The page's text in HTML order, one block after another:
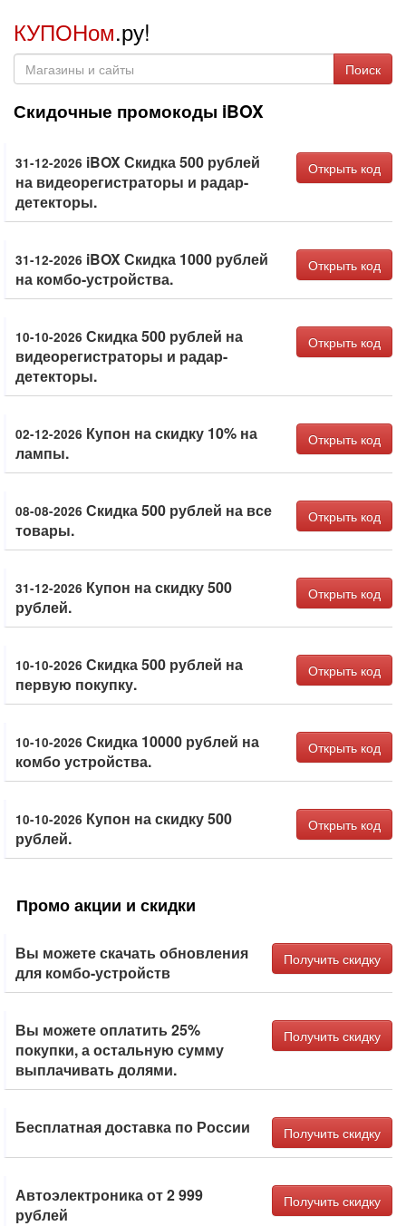
КУПОНом.ру!
Поиск
Скидочные промокоды iBOX
31-12-2026 iBOX Скидка 500 рублей
на видеорегистраторы и радар-
детекторы.
Открыть код
31-12-2026 iBOX Скидка 1000 рублей
на комбо-устройства.
Открыть код
10-10-2026 Скидка 500 рублей на
видеорегистраторы и радар-
детекторы.
Открыть код
02-12-2026 Купон на скидку 10% на
лампы.
Открыть код
08-08-2026 Скидка 500 рублей на все
товары.
Открыть код
31-12-2026 Купон на скидку 500
рублей.
Открыть код
10-10-2026 Скидка 500 рублей на
первую покупку.
Открыть код
10-10-2026 Скидка 10000 рублей на
комбо устройства.
Открыть код
10-10-2026 Купон на скидку 500
рублей.
Открыть код
Промо акции и скидки
Вы можете скачать обновления
для комбо-устройств
Получить скидку
Вы можете оплатить 25%
покупки, а остальную сумму
выплачивать долями.
Получить скидку
Бесплатная доставка по России Получить скидку
Автоэлектроника от 2 999
рублей
Получить скидку